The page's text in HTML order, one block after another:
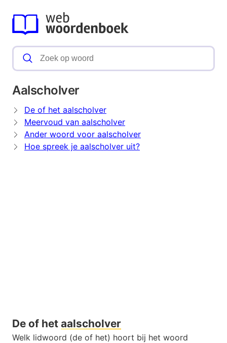
Aalscholver
De of het aalscholver
Meervoud van aalscholver
Ander woord voor aalscholver
Hoe spreek je aalscholver uit?
De of het aalscholver
Welk lidwoord (de of het) hoort bij het woord